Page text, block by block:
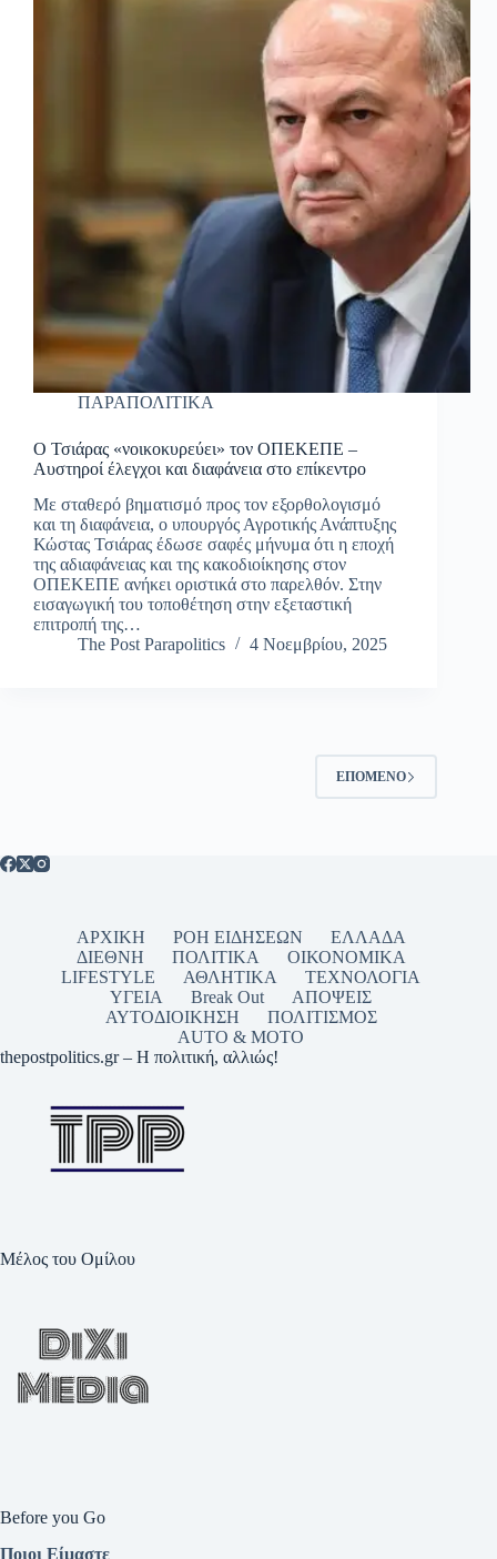
ΠΑΡΑΠΟΛΙΤΙΚΑ
Ο Τσιάρας «νοικοκυρεύει» τον ΟΠΕΚΕΠΕ –
Αυστηροί έλεγχοι και διαφάνεια στο επίκεντρο
Με σταθερό βηματισμό προς τον εξορθολογισμό
και τη διαφάνεια, ο υπουργός Αγροτικής Ανάπτυξης
Κώστας Τσιάρας έδωσε σαφές μήνυμα ότι η εποχή
της αδιαφάνειας και της κακοδιοίκησης στον
ΟΠΕΚΕΠΕ ανήκει οριστικά στο παρελθόν. Στην
εισαγωγική του τοποθέτηση στην εξεταστική
επιτροπή της…
The Post Parapolitics
4 Νοεμβρίου, 2025
ΕΠΌΜΕΝΟ
ΑΡΧΙΚΗ ΡΟΗ ΕΙΔΗΣΕΩΝ
ΕΛΛΑΔΑ
ΔΙΕΘΝΗ
ΠΟΛΙΤΙΚΑ
ΟΙΚΟΝΟΜΙΚΑ
LIFESTYLE
ΑΘΛΗΤΙΚΑ
ΤΕΧΝΟΛΟΓΙΑ
ΥΓΕΙΑ
Break Out
ΑΠΟΨΕΙΣ
ΑΥΤΟΔΙΟΙΚΗΣΗ
ΠΟΛΙΤΙΣΜΟΣ
AUTO & MOTO
thepostpolitics.gr – Η πολιτική, αλλιώς!
Μέλος του Ομίλου
Before you Go
Ποιοι Είμαστε